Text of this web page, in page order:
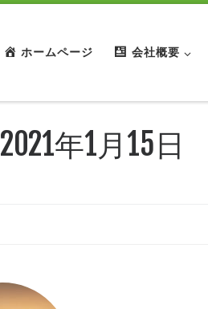
ホームページ 会社概要
2021年1月15日